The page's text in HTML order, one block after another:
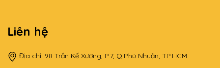
Liên hệ
Địa chỉ: 98 Trần Kế Xương, P.7, Q.Phú Nhuận, TP.HCM